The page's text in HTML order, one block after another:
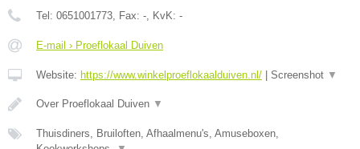
Tel: 0651001773 , Fax: - , KvK: -
E-mail › Proeflokaal Duiven
Website: https://www.winkelproeflokaalduiven.nl/ Screenshot ▼
Over Proeflokaal Duiven ▼
Thuisdiners, Bruiloften, Afhaalmenu's, Amuseboxen,